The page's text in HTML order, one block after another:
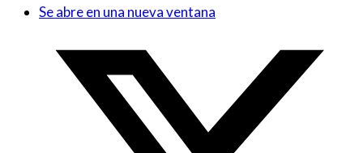
Se abre en una nueva ventana